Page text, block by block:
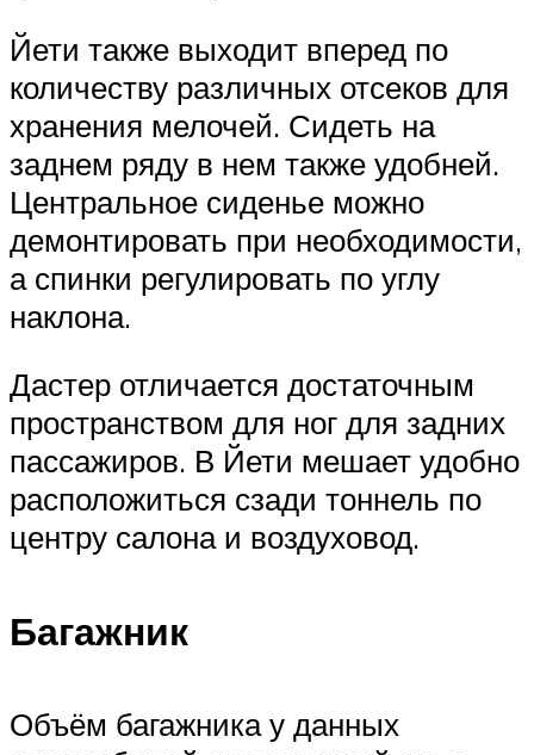
Йети также выходит вперед по
количеству различных отсеков для
хранения мелочей. Сидеть на
заднем ряду в нем также удобней.
Центральное сиденье можно
демонтировать при необходимости,
а спинки регулировать по углу
наклона.
Дастер отличается достаточным
пространством для ног для задних
пассажиров. В Йети мешает удобно
расположиться сзади тоннель по
центру салона и воздуховод.
Багажник
Объём багажника у данных